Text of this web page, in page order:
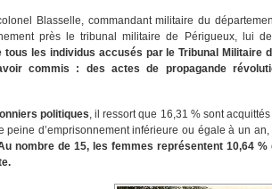
Blasselle, commandant militaire du
près le tribunal militaire de Périgueux, lui
tous les individus accusés par le Tribunal Militaire
commis : des actes de propagande
politiques, il ressort que 16,31 % sont
peine d’emprisonnement inférieure ou égale à un
nombre de 15, les femmes représentent 10,64 %